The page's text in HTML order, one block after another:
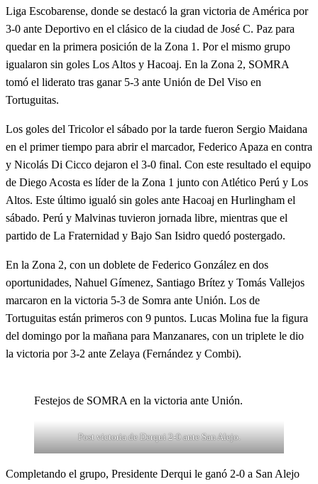
Liga Escobarense, donde se destacó la gran victoria de América por
3-0 ante Deportivo en el clásico de la ciudad de José C. Paz para
quedar en la primera posición de la Zona 1. Por el mismo grupo
igualaron sin goles Los Altos y Hacoaj. En la Zona 2, SOMRA
tomó el liderato tras ganar 5-3 ante Unión de Del Viso en
Tortuguitas.
Los goles del Tricolor el sábado por la tarde fueron Sergio Maidana
en el primer tiempo para abrir el marcador, Federico Apaza en contra
y Nicolás Di Cicco dejaron el 3-0 final. Con este resultado el equipo
de Diego Acosta es líder de la Zona 1 junto con Atlético Perú y Los
Altos. Este último igualó sin goles ante Hacoaj en Hurlingham el
sábado. Perú y Malvinas tuvieron jornada libre, mientras que el
partido de La Fraternidad y Bajo San Isidro quedó postergado.
En la Zona 2, con un doblete de Federico González en dos
oportunidades, Nahuel Gímenez, Santiago Brítez y Tomás Vallejos
marcaron en la victoria 5-3 de Somra ante Unión. Los de
Tortuguitas están primeros con 9 puntos. Lucas Molina fue la figura
del domingo por la mañana para Manzanares, con un triplete le dio
la victoria por 3-2 ante Zelaya (Fernández y Combi).
Festejos de SOMRA en la victoria ante Unión.
Post victoria de Derqui 2-0 ante San Alejo.
Completando el grupo, Presidente Derqui le ganó 2-0 a San Alejo